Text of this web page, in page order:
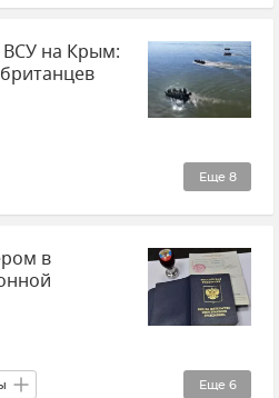
"Орешник"
ВСУ на Крым:
Еще 8
Крым
в
Еще 6